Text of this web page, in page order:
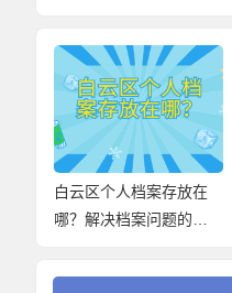
芜湖市个人档案存放在
哪里？用这样的办法，